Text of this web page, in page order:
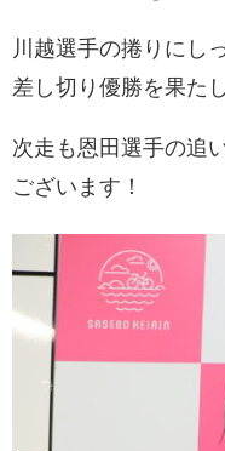
川越選手の捲りにし
差し切り優勝を果た
次走も恩田選手の追
ございます！